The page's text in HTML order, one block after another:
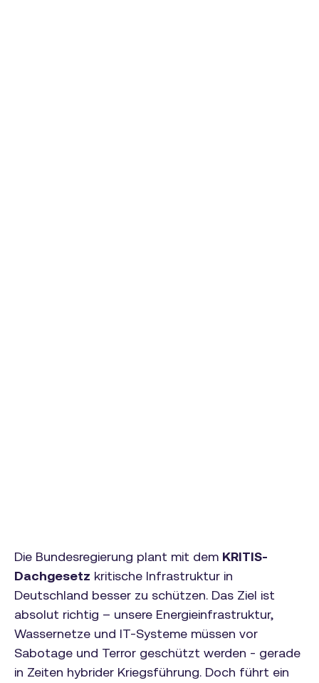
Die Bundesregierung plant mit dem KRITIS-
Dachgesetz kritische Infrastruktur in
Deutschland besser zu schützen. Das Ziel ist
absolut richtig – unsere Energieinfrastruktur,
Wassernetze und IT-Systeme müssen vor
Sabotage und Terror geschützt werden - gerade
in Zeiten hybrider Kriegsführung. Doch führt ein